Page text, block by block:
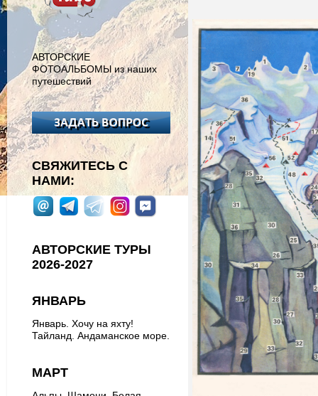
АВТОРСКИЕ
ФОТОАЛЬБОМЫ из наших
путешествий
СВЯЖИТЕСЬ С
НАМИ:
АВТОРСКИЕ ТУРЫ
2026-2027
ЯНВАРЬ
Январь. Хочу на яхту!
Тайланд. Андаманское море.
МАРТ